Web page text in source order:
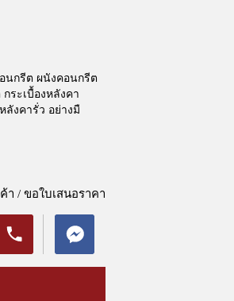
นกรีต ผนังคอนกรีต
ระเบื้องหลังคา
งคารั่ว อย่างมื
า / ขอใบเสนอราคา